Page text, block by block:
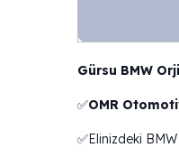
Gürsu BMW
✅OMR
✅Elinizdeki